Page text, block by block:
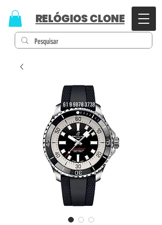
RELÓGIOS CLONE